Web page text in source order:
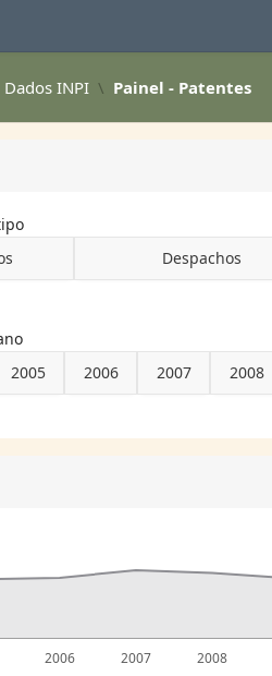
Dados INPI Painel - Patentes
Despachos
2005 2006 2007 2008
2006 2007 2008